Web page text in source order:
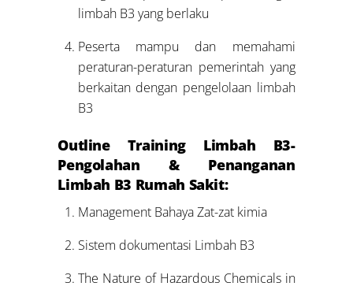
limbah B3 yang berlaku
Peserta mampu dan memahami
peraturan-peraturan pemerintah yang
berkaitan dengan pengelolaan limbah
B3
Outline Training Limbah B3-
Pengolahan & Penanganan
Limbah B3 Rumah Sakit:
Management Bahaya Zat-zat kimia
Sistem dokumentasi Limbah B3
The Nature of Hazardous Chemicals in